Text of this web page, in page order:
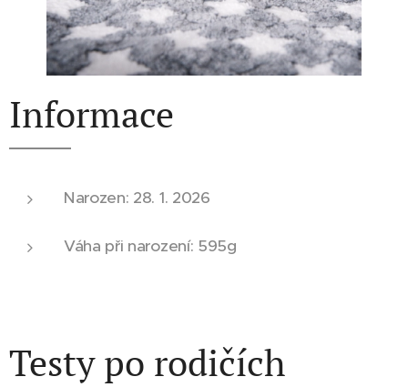
Informace
Narozen: 28. 1. 2026
Váha při narození: 595g
Testy po rodičích